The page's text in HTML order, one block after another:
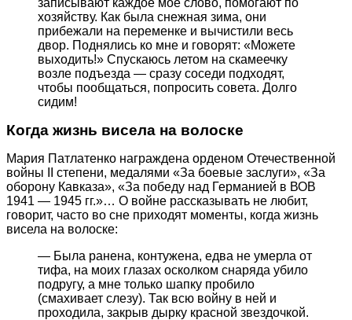
хозяйству. Как была снежная зима, они
прибежали на переменке и вычистили весь
двор. Поднялись ко мне и говорят: «Можете
выходить!» Спускаюсь летом на скамеечку
возле подъезда — сразу соседи подходят,
чтобы пообщаться, попросить совета. Долго
сидим!
Когда жизнь висела на волоске
Мария Патлатенко награждена орденом Отечественной
войны II степени, медалями «За боевые заслуги», «За
оборону Кавказа», «За победу над Германией в ВОВ
1941 — 1945 гг.»… О войне рассказывать не любит,
говорит, часто во сне приходят моменты, когда жизнь
висела на волоске:
— Была ранена, контужена, едва не умерла от
тифа, на моих глазах осколком снаряда убило
подругу, а мне только шапку пробило
(смахивает слезу). Так всю войну в ней и
проходила, закрыв дырку красной звездочкой.